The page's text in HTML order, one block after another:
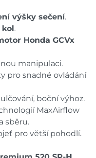
výšky sečení.
kol.
Honda GCVx
manipulaci.
pro snadné ovládání
boční výhoz.
MaxAirflow
sběru.
pro větší pohodlí.